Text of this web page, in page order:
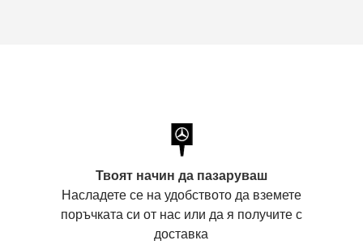
Твоят начин да пазаруваш
Насладете се на удобството да вземете
поръчката си от нас или да я получите с
доставка